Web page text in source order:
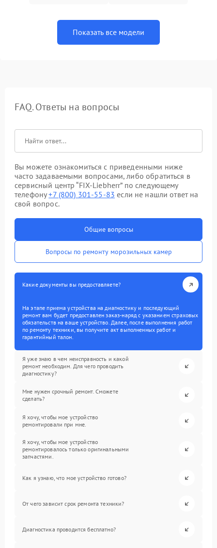
Показать все модели
FAQ. Ответы на вопросы
Вы можете ознакомиться с приведенными ниже
часто задаваемыми вопросами, либо обратиться в
сервисный центр “FIX-Liebherr” по следующему
телефону+7 (800) 301-55-83 если не нашли ответ на
свой вопрос.
Общие вопросы
Вопросы по ремонту морозильных камер
Какие документы вы предоставляете?
На этапе приема устройства на диагностику и последующий
ремонт вам будет предоставлен заказ-наряд с указанием страховых
обязательств на ваше устройство. Далее, после выполнения работ
по ремонту техники, вы получите акт выполненных работ и
гарантийный талон.
Я уже знаю в чем неисправность и какой
ремонт необходим. Для чего проводить
диагностику?
Мне нужен срочный ремонт. Сможете
сделать?
Я хочу, чтобы мое устройство
ремонтировали при мне.
Я хочу, чтобы мое устройство
ремонтировалось только оригинальными
запчастями.
Как я узнаю, что мое устройство готово?
От чего зависит срок ремонта техники?
Диагностика проводится бесплатно?